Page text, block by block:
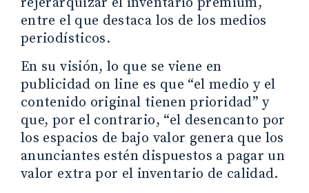
entre el que destaca los de los medios
periodísticos.
En su visión, lo que se viene en
publicidad on line es que “el medio y el
contenido original tienen prioridad” y
que, por el contrario, “el desencanto por
los espacios de bajo valor genera que los
anunciantes estén dispuestos a pagar un
valor extra por el inventario de calidad.